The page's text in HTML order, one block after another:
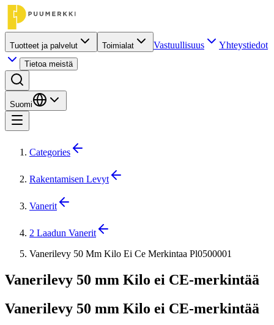
Tuotteet ja palvelut Toimialat Vastuullisuus Yhteystiedot
Tietoa meistä
Suomi
Categories
Rakentamisen Levyt
Vanerit
2 Laadun Vanerit
Vanerilevy 50 Mm Kilo Ei Ce Merkintaa Pl0500001
Vanerilevy 50 mm Kilo ei CE-merkintää
Vanerilevy 50 mm Kilo ei CE-merkintää